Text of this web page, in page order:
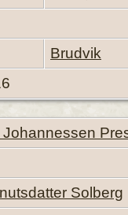
Brudvik
Solberg